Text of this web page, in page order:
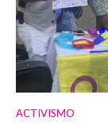
ACTIVISMO